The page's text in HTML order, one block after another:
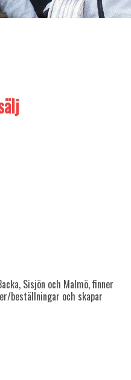
Sisjön och Malmö, finner
beställningar och skapar